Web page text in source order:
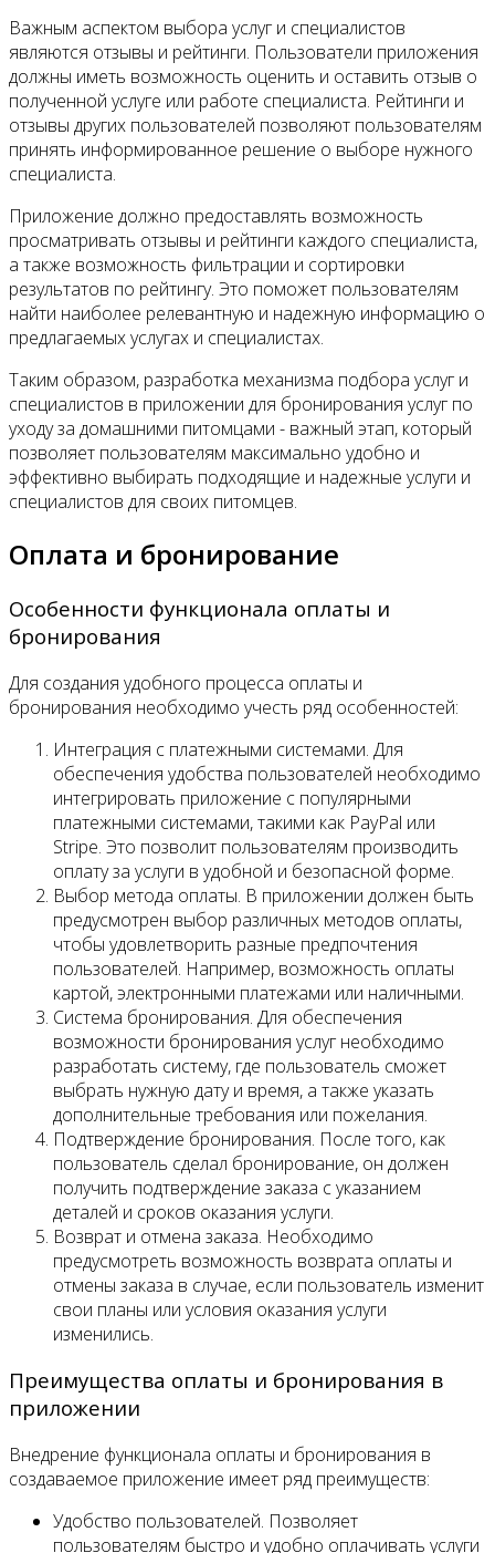
Важным аспектом выбора услуг и специалистов
являются отзывы и рейтинги. Пользователи приложения
должны иметь возможность оценить и оставить отзыв о
полученной услуге или работе специалиста. Рейтинги и
отзывы других пользователей позволяют пользователям
принять информированное решение о выборе нужного
специалиста.
Приложение должно предоставлять возможность
просматривать отзывы и рейтинги каждого специалиста,
а также возможность фильтрации и сортировки
результатов по рейтингу. Это поможет пользователям
найти наиболее релевантную и надежную информацию о
предлагаемых услугах и специалистах.
Таким образом, разработка механизма подбора услуг и
специалистов в приложении для бронирования услуг по
уходу за домашними питомцами - важный этап, который
позволяет пользователям максимально удобно и
эффективно выбирать подходящие и надежные услуги и
специалистов для своих питомцев.
Оплата и бронирование
Особенности функционала оплаты и
бронирования
Для создания удобного процесса оплаты и
бронирования необходимо учесть ряд особенностей:
Интеграция с платежными системами. Для
обеспечения удобства пользователей необходимо
интегрировать приложение с популярными
платежными системами, такими как PayPal или
Stripe. Это позволит пользователям производить
оплату за услуги в удобной и безопасной форме.
Выбор метода оплаты. В приложении должен быть
предусмотрен выбор различных методов оплаты,
чтобы удовлетворить разные предпочтения
пользователей. Например, возможность оплаты
картой, электронными платежами или наличными.
Система бронирования. Для обеспечения
возможности бронирования услуг необходимо
разработать систему, где пользователь сможет
выбрать нужную дату и время, а также указать
дополнительные требования или пожелания.
Подтверждение бронирования. После того, как
пользователь сделал бронирование, он должен
получить подтверждение заказа с указанием
деталей и сроков оказания услуги.
Возврат и отмена заказа. Необходимо
предусмотреть возможность возврата оплаты и
отмены заказа в случае, если пользователь изменит
свои планы или условия оказания услуги
изменились.
Преимущества оплаты и бронирования в
приложении
Внедрение функционала оплаты и бронирования в
создаваемое приложение имеет ряд преимуществ:
Удобство пользователей. Позволяет
пользователям быстро и удобно оплачивать услуги